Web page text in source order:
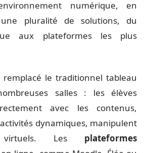
numérique, en
une pluralité de solutions, du
aux plateformes les plus
remplacé le traditionnel tableau
salles : les élèves
avec les contenus,
dynamiques, manipulent
Les plateformes